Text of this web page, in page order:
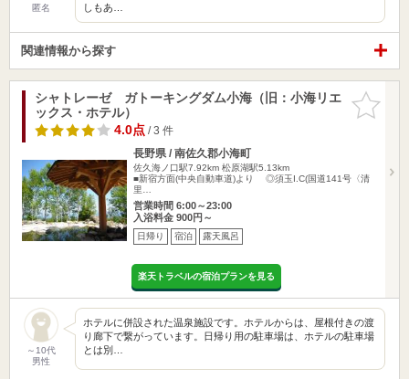
匿名
しもあ…
関連情報から探す
お気に入
りに追加
シャトレーゼ ガトーキングダム小海（旧：小海リエ
ックス・ホテル）
4.0点/ 3 件
長野県 / 南佐久郡小海町
佐久海ノ口駅7.92km 松原湖駅5.13km
■新宿方面(中央自動車道)より ◎須玉I.C(国道141号〈清
里…
営業時間 6:00～23:00
入浴料金 900円～
日帰り 宿泊 露天風呂
楽天トラベルの宿泊プランを見る
～10代
男性
ホテルに併設された温泉施設です。ホテルからは、屋根付きの渡
り廊下で繋がっています。日帰り用の駐車場は、ホテルの駐車場
とは別…